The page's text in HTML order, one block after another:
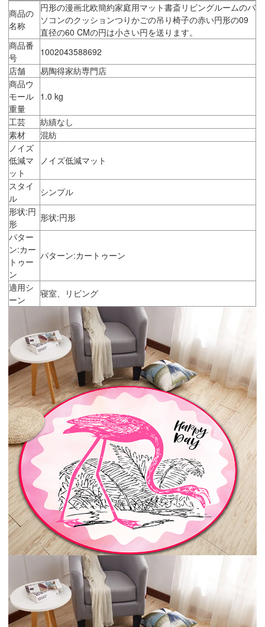
商品の
名称
円形の漫画北欧簡約家庭用マット書斎リビングルームのパ
ソコンのクッションつりかごの吊り椅子の赤い円形の09
直径の60 CMの円は小さい円を送ります。
商品番
号
1002043588692
店舗
易陶得家紡専門店
商品ウ
モール
重量
1.0 kg
工芸
紡績なし
素材
混紡
ノイズ
低減マ
ット
ノイズ低減マット
スタイ
ル
シンプル
形状:円
形
形状:円形
パター
ン:カー
トゥー
ン
パターン:カートゥーン
適用シ
ーン
寝室、リビング